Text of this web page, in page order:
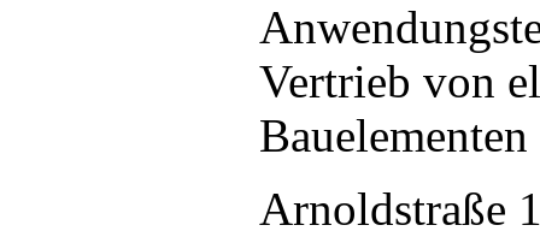
Vertrieb von
Arnoldstraße